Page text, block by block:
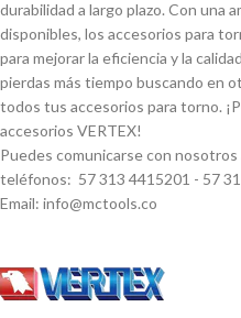
durabilidad a largo plazo. Con una
disponibles, los accesorios para
para mejorar la eficiencia y la
pierdas más tiempo buscando en
todos tus accesorios para torno.
accesorios VERTEX!
Puedes comunicarse con nosotros
teléfonos: 57 313 4415201 - 57
Email: info@mctools.co